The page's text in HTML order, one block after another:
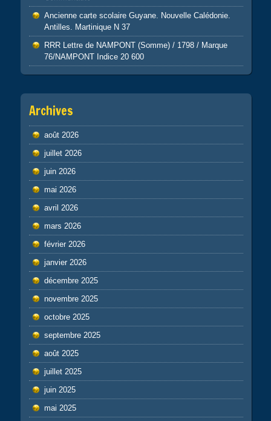
Ancienne carte scolaire Guyane. Nouvelle Calédonie.
Antilles. Martinique N 37
RRR Lettre de NAMPONT (Somme) / 1798 / Marque
76/NAMPONT Indice 20 600
Archives
août 2026
juillet 2026
juin 2026
mai 2026
avril 2026
mars 2026
février 2026
janvier 2026
décembre 2025
novembre 2025
octobre 2025
septembre 2025
août 2025
juillet 2025
juin 2025
mai 2025